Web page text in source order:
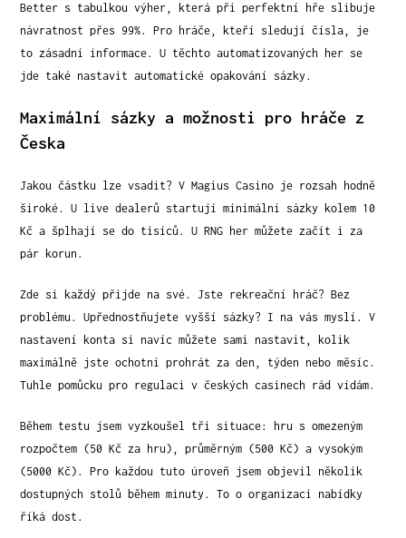
Better s tabulkou výher, která při perfektní hře slibuje
návratnost přes 99%. Pro hráče, kteří sledují čísla, je
to zásadní informace. U těchto automatizovaných her se
jde také nastavit automatické opakování sázky.
Maximální sázky a možnosti pro hráče z
Česka
Jakou částku lze vsadit? V Magius Casino je rozsah hodně
široké. U live dealerů startují minimální sázky kolem 10
Kč a šplhají se do tisíců. U RNG her můžete začít i za
pár korun.
Zde si každý přijde na své. Jste rekreační hráč? Bez
problému. Upřednostňujete vyšší sázky? I na vás myslí. V
nastavení konta si navíc můžete sami nastavit, kolik
maximálně jste ochotni prohrát za den, týden nebo měsíc.
Tuhle pomůcku pro regulaci v českých casinech rád vídám.
Během testu jsem vyzkoušel tři situace: hru s omezeným
rozpočtem (50 Kč za hru), průměrným (500 Kč) a vysokým
(5000 Kč). Pro každou tuto úroveň jsem objevil několik
dostupných stolů během minuty. To o organizaci nabídky
říká dost.